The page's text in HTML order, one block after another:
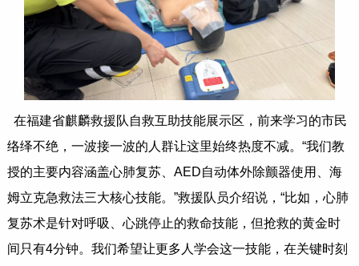
在福建省麒麟救援队自救互助技能展示区，前来学习的市民
络绎不绝，一波接一波的人群让这里始终热度不减。“我们教
授的主要内容涵盖心肺复苏、AED自动体外除颤器使用、海
姆立克急救法三大核心技能。”救援队员介绍说，“比如，心肺
复苏术是针对呼吸、心跳停止的救命技能，但抢救的黄金时
间只有4分钟。我们希望让更多人学会这一技能，在关键时刻